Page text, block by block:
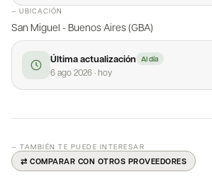
— UBICACIÓN
San Miguel - Buenos Aires (GBA)
Última actualización Al día
6 ago 2026·hoy
— TAMBIÉN TE PUEDE INTERESAR
⇄ COMPARAR CON OTROS PROVEEDORES